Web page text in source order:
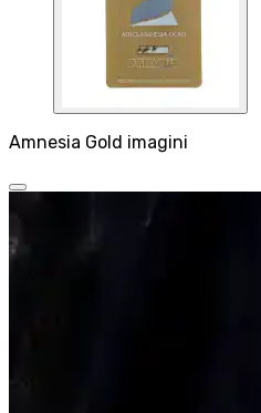
Amnesia Gold imagini